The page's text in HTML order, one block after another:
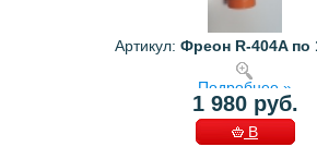
Артикул: Фреон R-404A по
Подробнее »
1 980 руб.
В